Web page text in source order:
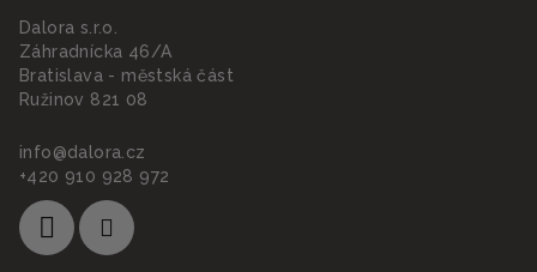
Dalora s.r.o.
Záhradnícka 46/A
Bratislava - městská část
Ružinov 821 08
info@dalora.cz
+420 910 928 972